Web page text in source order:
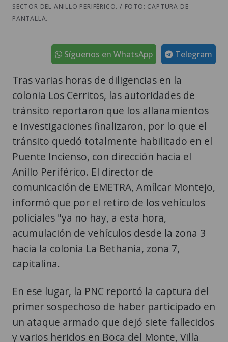
SECTOR DEL ANILLO PERIFÉRICO. / FOTO: CAPTURA DE
PANTALLA.
Telegram
Síguenos en WhatsApp
Tras varias horas de diligencias en la
colonia Los Cerritos, las autoridades de
tránsito reportaron que los allanamientos
e investigaciones finalizaron, por lo que el
tránsito quedó totalmente habilitado en el
Puente Incienso, con dirección hacia el
Anillo Periférico. El director de
comunicación de EMETRA, Amílcar Montejo,
informó que por el retiro de los vehículos
policiales "ya no hay, a esta hora,
acumulación de vehículos desde la zona 3
hacia la colonia La Bethania, zona 7,
capitalina.
En ese lugar, la PNC reportó la captura del
primer sospechoso de haber participado en
un ataque armado que dejó siete fallecidos
y varios heridos en Boca del Monte, Villa